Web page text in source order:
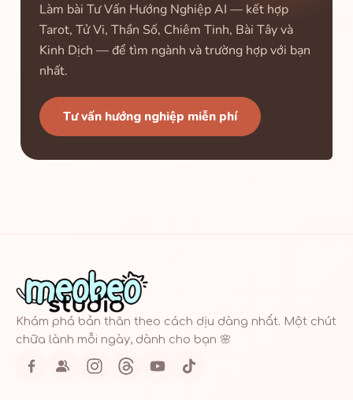
Làm bài Tư Vấn Hướng Nghiệp AI — kết hợp
Tarot, Tử Vi, Thần Số, Chiêm Tinh, Bài Tây và
Kinh Dịch — để tìm ngành và trường hợp với bạn
nhất.
Tư vấn hướng nghiệp miễn phí
Khám phá bản thân theo cách dịu dàng nhất. Một chút
chữa lành mỗi ngày, dành cho bạn 🌸